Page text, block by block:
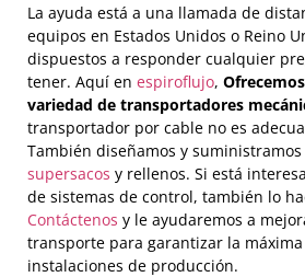
La ayuda está a una llamada de
equipos en Estados Unidos o Reino
dispuestos a responder cualquier
tener. Aquí en espiroflujo,
variedad de transportadores
transportador por cable no es
También diseñamos y suministramos
supersacos y rellenos. Si está
de sistemas de control, también lo
Contáctenos y le ayudaremos a
transporte para garantizar la
instalaciones de producción.